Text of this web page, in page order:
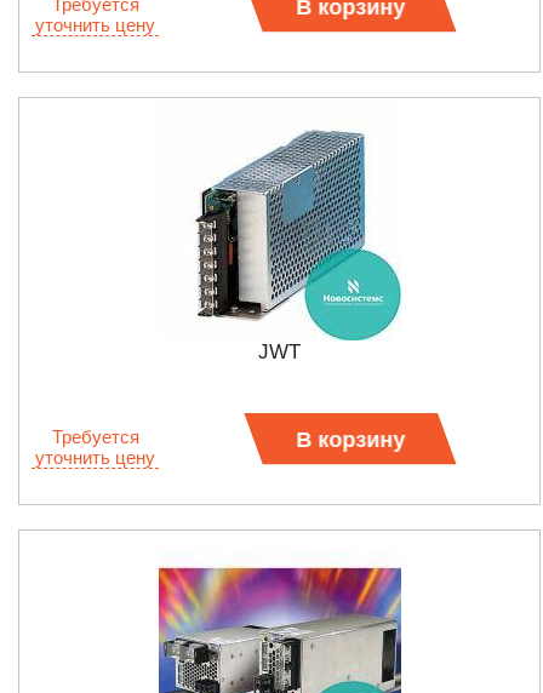
уточнить цену
В корзину
JWT
Требуется
уточнить цену
В корзину